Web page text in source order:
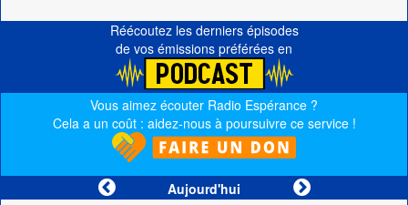
Réécoutez les derniers épisodes
de vos émissions préférées en
Vous aimez écouter Radio Espérance ?
Cela a un coût : aidez-nous à poursuivre ce service !
Aujourd'hui